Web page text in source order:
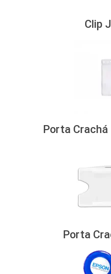
Clip
Porta
Porta